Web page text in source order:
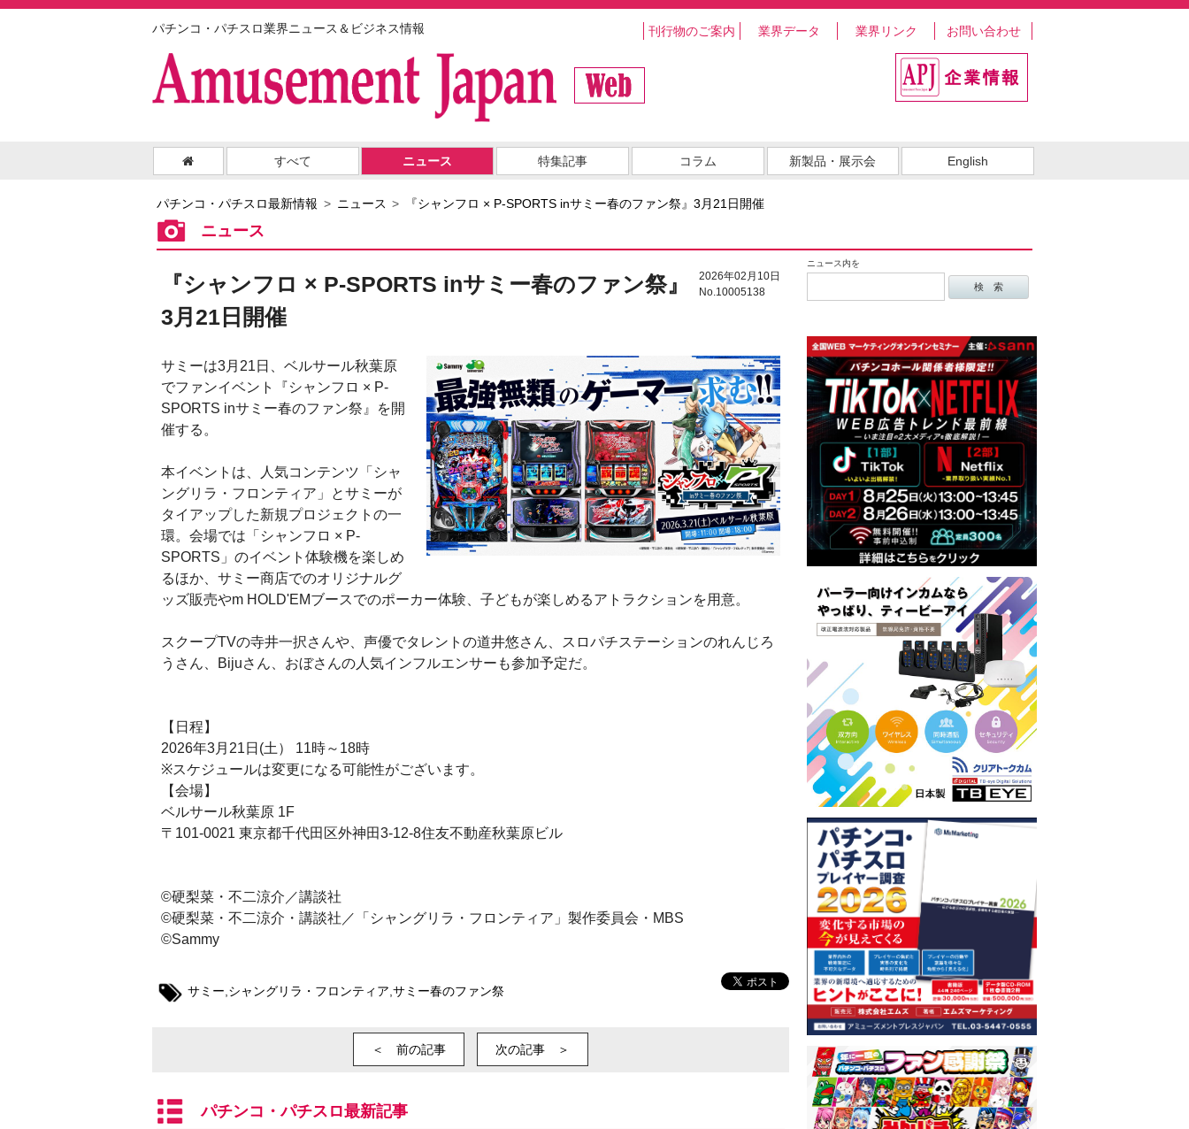
パチンコ・パチスロ業界ニュース＆ビジネス情報 刊行物のご案内 業界データ 業界リンク お問い合わせ
すべて ニュース 特集記事 コラム 新製品・展示会 English
パチンコ・パチスロ最新情報 ニュース 『シャンフロ × P-SPORTS inサミー春のファン祭』3月21日開催
ニュース
ニュース内を
2026年02月10日
No.10005138
『シャンフロ × P-SPORTS inサミー春のファン祭』
3月21日開催
サミーは3月21日、ベルサール秋葉原
でファンイベント『シャンフロ × P-
SPORTS inサミー春のファン祭』を開
催する。
本イベントは、人気コンテンツ「シャ
ングリラ・フロンティア」とサミーが
タイアップした新規プロジェクトの一
環。会場では「シャンフロ × P-
SPORTS」のイベント体験機を楽しめ
るほか、サミー商店でのオリジナルグ
ッズ販売やm HOLD'EMブースでのポーカー体験、子どもが楽しめるアトラクションを用意。
スクープTVの寺井一択さんや、声優でタレントの道井悠さん、スロパチステーションのれんじろ
うさん、Bijuさん、おぼさんの人気インフルエンサーも参加予定だ。
【日程】
2026年3月21日(土） 11時～18時
※スケジュールは変更になる可能性がございます。
【会場】
ベルサール秋葉原 1F
〒101-0021 東京都千代田区外神田3-12-8住友不動産秋葉原ビル
©硬梨菜・不二涼介／講談社
©硬梨菜・不二涼介・講談社／「シャングリラ・フロンティア」製作委員会・MBS
©Sammy
サミー,シャングリラ・フロンティア,サミー春のファン祭
＜ 前の記事 次の記事 ＞
パチンコ・パチスロ最新記事